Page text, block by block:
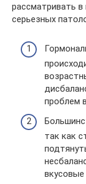
рассматривать в
серьезных
проблем
так как
вкусовые